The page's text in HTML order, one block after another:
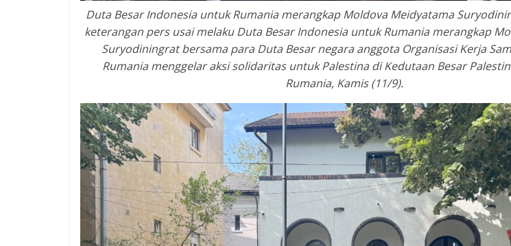
Duta Besar Indonesia untuk Rumania merangkap Moldova Meidyatama
keterangan pers usai melaku Duta Besar Indonesia untuk Rumania merangkap
Suryodiningrat bersama para Duta Besar negara anggota Organisasi Kerja
Rumania menggelar aksi solidaritas untuk Palestina di Kedutaan Besar
Rumania, Kamis (11/9).